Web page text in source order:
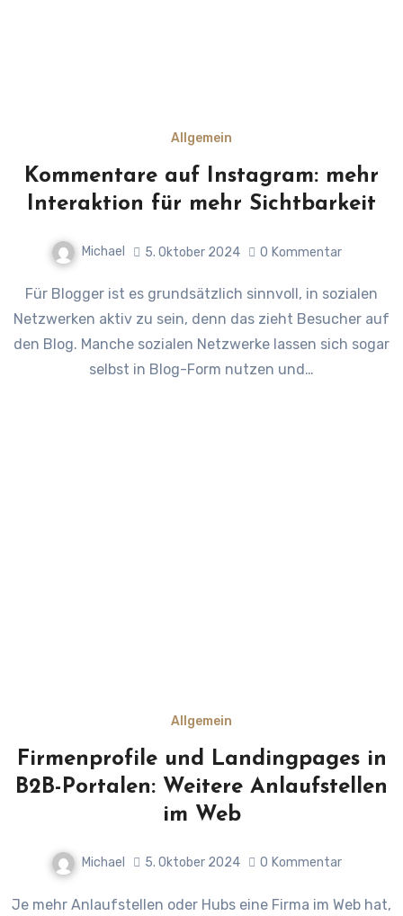
Allgemein
Kommentare auf Instagram: mehr
Interaktion für mehr Sichtbarkeit
Michael 5. Oktober 2024 0 Kommentar
Für Blogger ist es grundsätzlich sinnvoll, in sozialen
Netzwerken aktiv zu sein, denn das zieht Besucher auf
den Blog. Manche sozialen Netzwerke lassen sich sogar
selbst in Blog-Form nutzen und…
Allgemein
Firmenprofile und Landingpages in
B2B-Portalen: Weitere Anlaufstellen
im Web
Michael 5. Oktober 2024 0 Kommentar
Je mehr Anlaufstellen oder Hubs eine Firma im Web hat,